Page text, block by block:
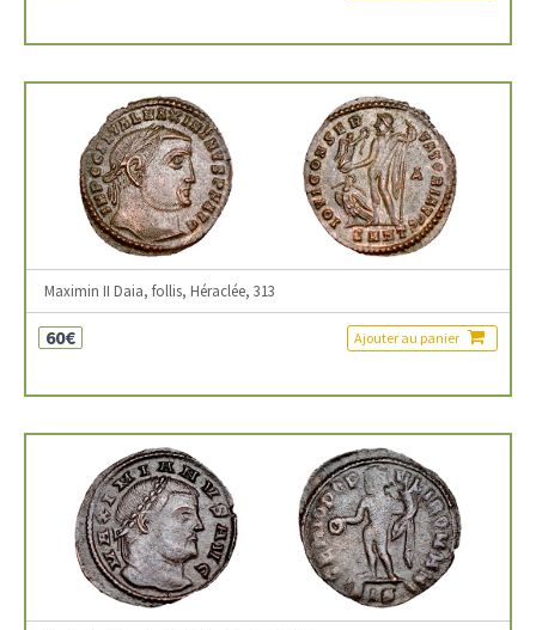
Maximin II Daia, follis, Héraclée, 313
60€ Ajouter au panier